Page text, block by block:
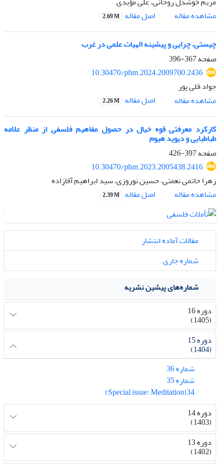
مشاهده مقاله
اصل مقاله 2.69 M
چیستی، چرایی و پیشینه الهیات علمی در غرب
صفحه367-396
10.30470/phm.2024.2009700.2436
جواد قلی پور
مشاهده مقاله
اصل مقاله 2.26 M
کارکرد معرفتی قوه خیال در حصول مفاهیم فلسفی از منظر علامه
طباطبایی و دیوید هیوم
صفحه397-426
10.30470/phm.2023.2005438.2416
زهرا حاتمی نعمتی، حسین نوروزی، سید ابراهیم آقازاده
مشاهده مقاله
اصل مقاله 2.39 M
مقالات آماده انتشار
شماره جاری
شماره‌های پیشین نشریه
دوره 16
(1405)
دوره 15
(1404)
شماره 36
شماره 35
34(Special issue: Meditation)
دوره 14
(1403)
دوره 13
(1402)